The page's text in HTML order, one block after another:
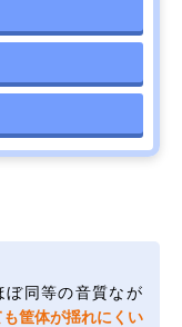
ぼ同等の音質なが
筐体が揺れにくい